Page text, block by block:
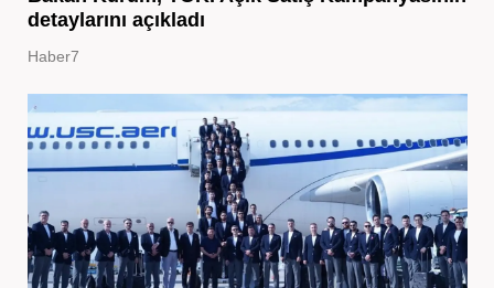
detaylarını açıkladı
Haber7